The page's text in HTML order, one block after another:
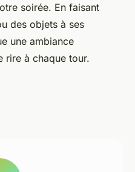
soirée. En faisant
des objets à ses
une ambiance
rire à chaque tour.